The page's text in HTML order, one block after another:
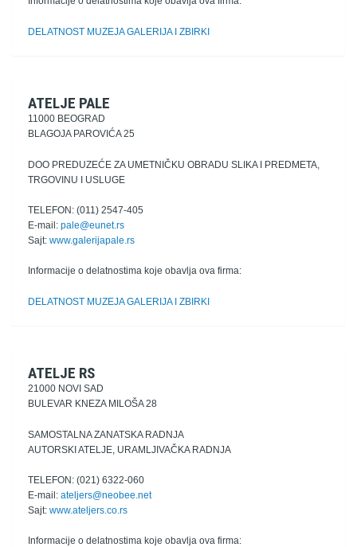
DELATNOST MUZEJA GALERIJA I ZBIRKI
ATELJE PALE
11000 BEOGRAD
BLAGOJA PAROVIĆA 25
DOO PREDUZEĆE ZA UMETNIČKU OBRADU SLIKA I PREDMETA,
TRGOVINU I USLUGE
TELEFON: (011) 2547-405
E-mail: pale@eunet.rs
Sajt: www.galerijapale.rs
Informacije o delatnostima koje obavlja ova firma:
DELATNOST MUZEJA GALERIJA I ZBIRKI
ATELJE RS
21000 NOVI SAD
BULEVAR KNEZA MILOŠA 28
SAMOSTALNA ZANATSKA RADNJA
AUTORSKI ATELJE, URAMLJIVAČKA RADNJA
TELEFON: (021) 6322-060
E-mail: ateljers@neobee.net
Sajt: www.ateljers.co.rs
Informacije o delatnostima koje obavlja ova firma: